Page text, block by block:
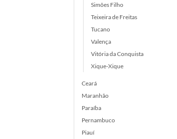
Simões Filho
Teixeira de Freitas
Tucano
Valença
Vitória da Conquista
Xique-Xique
Ceará
Maranhão
Paraíba
Pernambuco
Piauí